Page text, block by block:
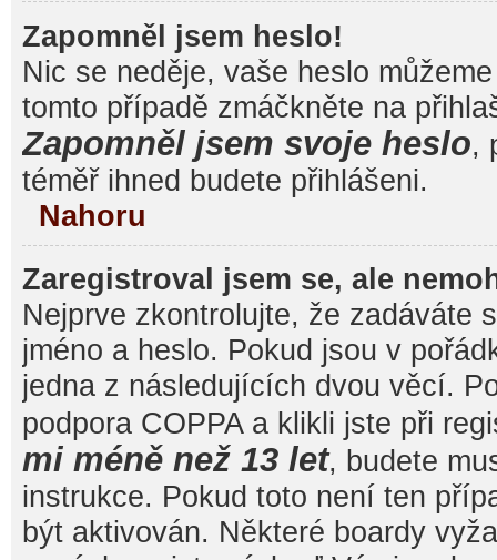
Zapomněl jsem heslo!
Nic se neděje, vaše heslo
tomto případě zmáčkněte na
Zapomněl jsem svoje heslo,
téměř ihned budete přihlášeni.
Nahoru
Zaregistroval jsem se, ale
Nejprve zkontrolujte, že zadáváte
jméno a heslo. Pokud jsou v
jedna z následujících dvou věcí.
podpora COPPA a klikli jste při
mi méně než 13 let, budete
instrukce. Pokud toto není ten
být aktivován. Některé boardy